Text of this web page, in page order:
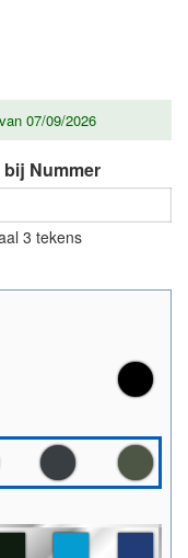
07/09/2026
bij Nummer
3 tekens